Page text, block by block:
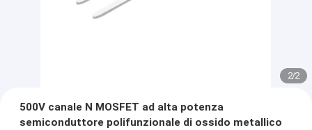
2/2
500V canale N MOSFET ad alta potenza
semiconduttore polifunzionale di ossido metallico